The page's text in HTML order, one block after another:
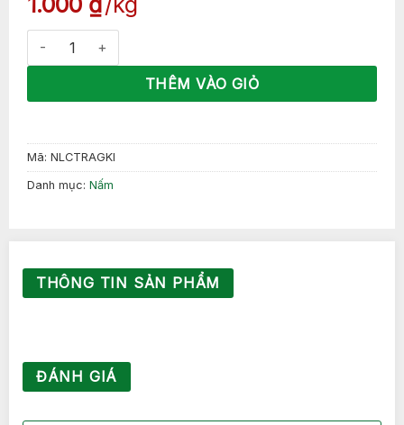
Nấm linh chi trắng số lượng
THÊM VÀO GIỎ
Mã: NLCTRAGKI
Danh mục: Nấm
ĐÁNH GIÁ
THÔNG TIN SẢN PHẨM